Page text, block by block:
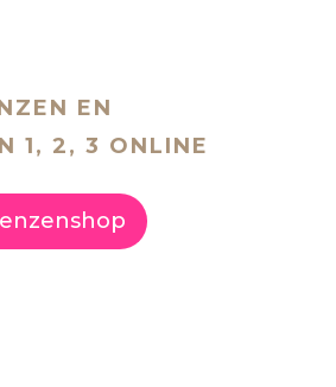
EN
1, 2, 3 ONLINE